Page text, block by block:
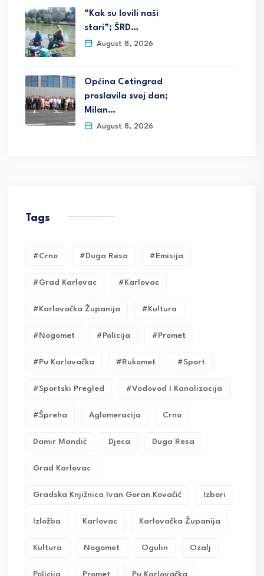
“Kak su lovili naši
stari”; ŠRD…
August 8, 2026
Općina Cetingrad
proslavila svoj dan;
Milan…
August 8, 2026
Tags
#crno #duga Resa #emisija
#grad Karlovac #karlovac
#karlovačka Županija #kultura
#nogomet #policija #promet
#pu Karlovačka #rukomet #sport
#sportski Pregled #vodovod I Kanalizacija
#Špreha Aglomeracija Crno
Damir Mandić Djeca Duga Resa
Grad Karlovac
Gradska Knjižnica Ivan Goran Kovačić Izbori
Izložba Karlovac Karlovačka Županija
Kultura Nogomet Ogulin Ozalj